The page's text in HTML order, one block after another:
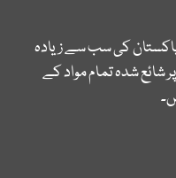
کی سب سے زیادہ
شدہ تمام مواد کے